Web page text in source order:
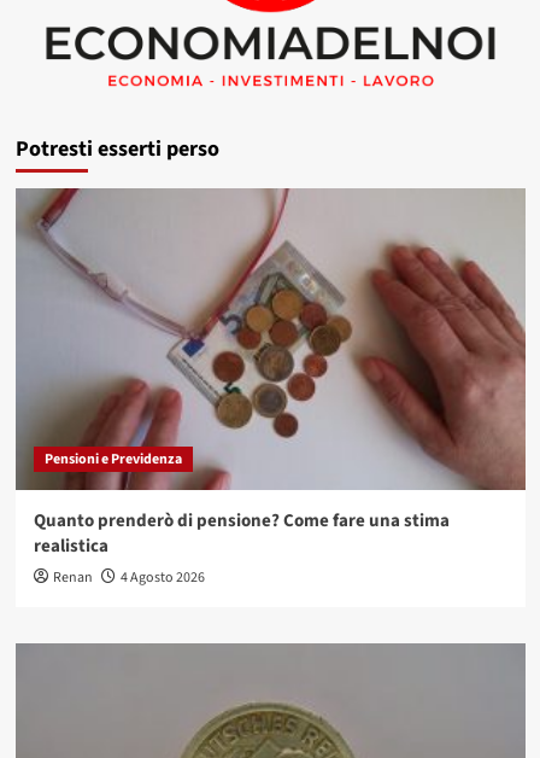
Potresti esserti perso
Pensioni e Previdenza
Quanto prenderò di pensione? Come fare una stima
realistica
Renan 4 Agosto 2026